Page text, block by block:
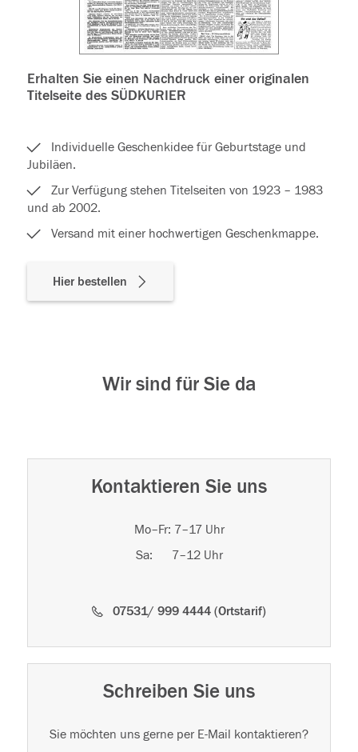
Erhalten Sie einen Nachdruck einer originalen
Titelseite des SÜDKURIER
Individuelle Geschenkidee für Geburtstage und
Jubiläen.
Zur Verfügung stehen Titelseiten von 1923 – 1983
und ab 2002.
Versand mit einer hochwertigen Geschenkmappe.
Hier bestellen
Wir sind für Sie da
Kontaktieren Sie uns
Mo–Fr: 7–17 Uhr
Sa: 7–12 Uhr
07531/ 999 4444 (Ortstarif)
Schreiben Sie uns
Sie möchten uns gerne per E-Mail kontaktieren?